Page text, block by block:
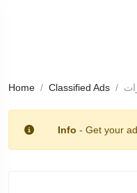
Home Classified Ads
Info - Get your